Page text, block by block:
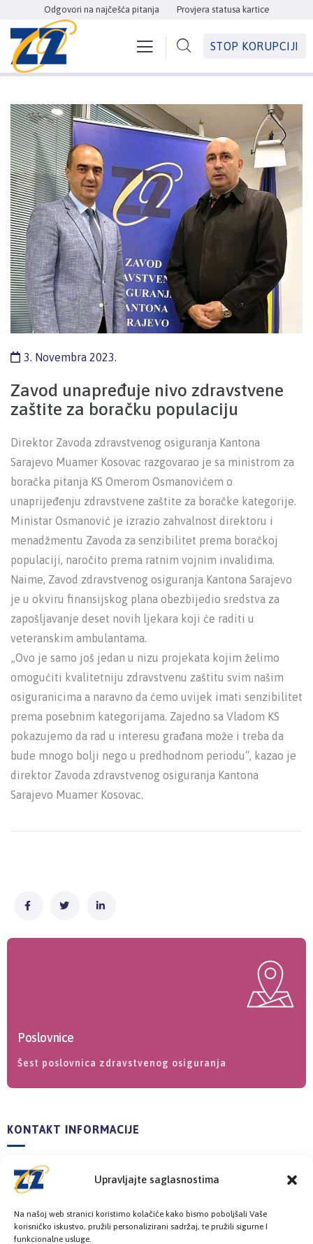
Upravljajte saglasnostima
Na našoj web stranici koristimo kolačiće kako bismo poboljšali Vaše
korisničko iskustvo, pružili personalizirani sadržaj, te pružili sigurne I
funkcionalne usluge.
Odgovori na najčešća pitanja Provjera statusa kartice
STOP KORUPCIJI
3. Novembra 2023.
Zavod unapređuje nivo zdravstvene
zaštite za boračku populaciju
Direktor Zavoda zdravstvenog osiguranja Kantona
Sarajevo Muamer Kosovac razgovarao je sa ministrom za
boračka pitanja KS Omerom Osmanovićem o
unaprijeđenju zdravstvene zaštite za boračke kategorije.
Ministar Osmanović je izrazio zahvalnost direktoru i
menadžmentu Zavoda za senzibilitet prema boračkoj
populaciji, naročito prema ratnim vojnim invalidima.
Naime, Zavod zdravstvenog osiguranja Kantona Sarajevo
je u okviru finansijskog plana obezbijedio sredstva za
zapošljavanje deset novih ljekara koji će raditi u
veteranskim ambulantama.
„Ovo je samo još jedan u nizu projekata kojim želimo
omogućiti kvalitetniju zdravstvenu zaštitu svim našim
osiguranicima a naravno da ćemo uvijek imati senzibilitet
prema posebnim kategorijama. Zajedno sa Vladom KS
pokazujemo da rad u interesu građana može i treba da
bude mnogo bolji nego u predhodnom periodu“, kazao je
direktor Zavoda zdravstvenog osiguranja Kantona
Sarajevo Muamer Kosovac.
Poslovnice
Šest poslovnica zdravstvenog osiguranja
KONTAKT INFORMACIJE
Pozovite nas
+387 33 725 257